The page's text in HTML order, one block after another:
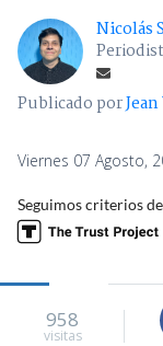
Nicolás
Publicado por
Viernes 07 Agosto,
Seguimos criterios de
958
visitas